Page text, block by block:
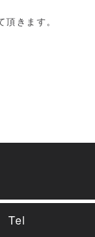
きます。
Tel